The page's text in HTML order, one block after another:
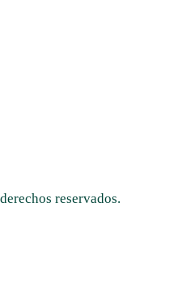
reservados.